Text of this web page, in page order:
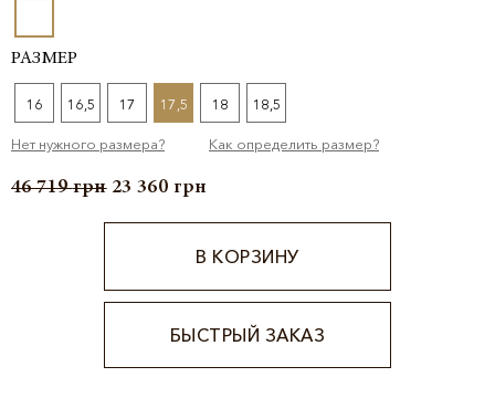
РАЗМЕР
16 16,5 17 17,5 18 18,5
Нет нужного размера? Как определить размер?
46 719грн 23 360 грн
В КОРЗИНУ
БЫСТРЫЙ ЗАКАЗ